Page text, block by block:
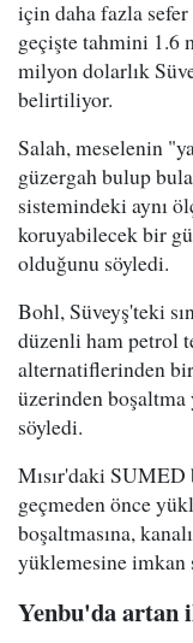
için daha fazla
geçişte tahmini 1.6
milyon dolarlık
belirtiliyor.
Salah, meselenin
güzergah bulup
sistemindeki aynı
koruyabilecek bir
olduğunu söyledi.
Bohl, Süveyş'teki
düzenli ham petrol
alternatiflerinden
üzerinden
söyledi.
Mısır'daki SUMED
geçmeden önce
boşaltmasına,
yüklemesine imkan
Yenbu'da artan